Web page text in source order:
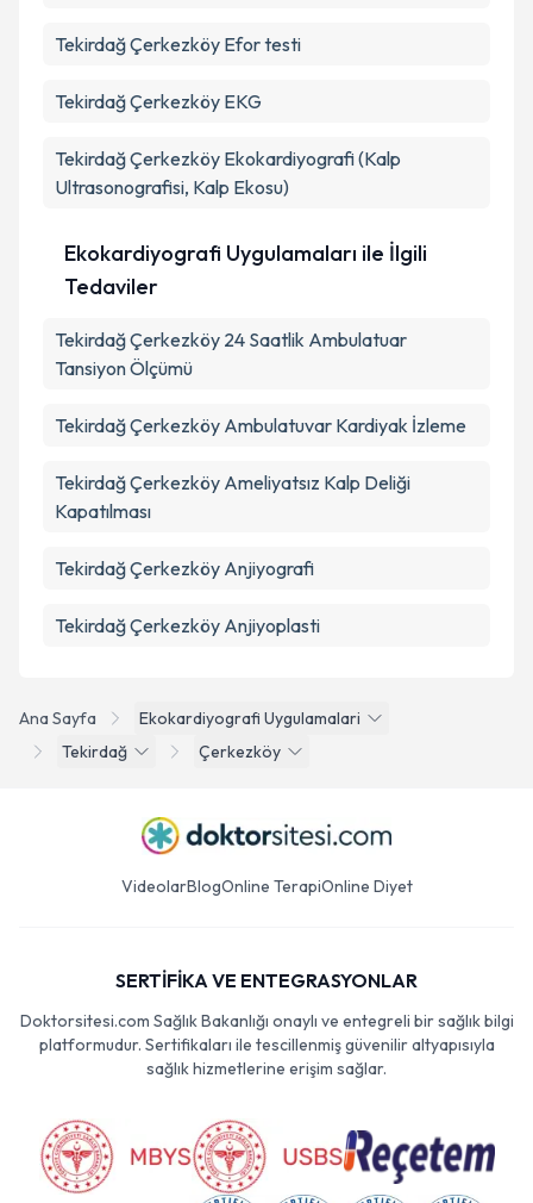
Ana Sayfa
Ekokardiyografi Uygulamalari
Tekirdağ
Çerkezköy
Tekirdağ Çerkezköy Efor testi
Tekirdağ Çerkezköy EKG
Tekirdağ Çerkezköy Ekokardiyografi (Kalp
Ultrasonografisi, Kalp Ekosu)
Ekokardiyografi Uygulamaları ile İlgili
Tedaviler
Tekirdağ Çerkezköy 24 Saatlik Ambulatuar
Tansiyon Ölçümü
Tekirdağ Çerkezköy Ambulatuvar Kardiyak İzleme
Tekirdağ Çerkezköy Ameliyatsız Kalp Deliği
Kapatılması
Tekirdağ Çerkezköy Anjiyografi
Tekirdağ Çerkezköy Anjiyoplasti
VideolarBlogOnline TerapiOnline Diyet
SERTİFİKA VE ENTEGRASYONLAR
Doktorsitesi.com Sağlık Bakanlığı onaylı ve entegreli bir sağlık bilgi
platformudur. Sertifikaları ile tescillenmiş güvenilir altyapısıyla
sağlık hizmetlerine erişim sağlar.